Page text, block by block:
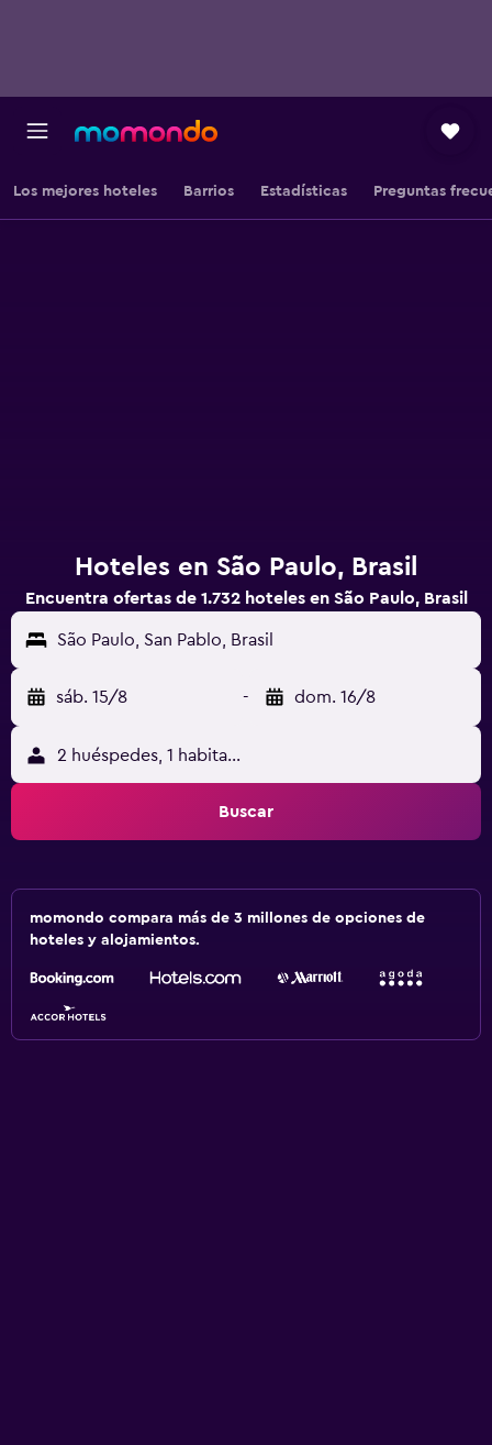
Los mejores hoteles Barrios Estadísticas Preguntas
Hoteles en São Paulo, Brasil
Encuentra ofertas de 1.732 hoteles en São Paulo, Brasil
São Paulo, San Pablo, Brasil
sáb. 15/8 - dom. 16/8
2 huéspedes, 1 habitación
Buscar
momondo compara más de 3 millones de opciones de
hoteles y alojamientos.